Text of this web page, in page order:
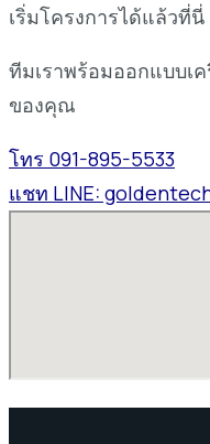
เริ่มโครงการได้แล้วที่นี่
ทีมเราพร้อมออกแบบเ
ของคุณ
โทร 091-895-5533
แชท LINE: